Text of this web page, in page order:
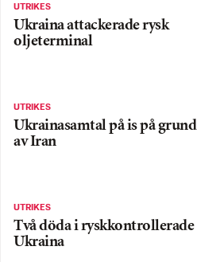
UTRIKES
Ukraina attackerade rysk
oljeterminal
UTRIKES
Ukrainasamtal på is på grund
av Iran
UTRIKES
Två döda i ryskkontrollerade
Ukraina